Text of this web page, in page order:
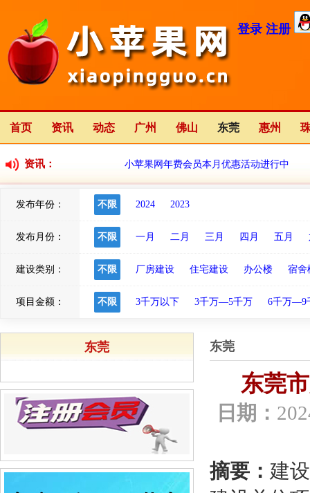
登录 注册
首页 资讯 动态 广州 佛山 东莞 惠州
资讯： 小苹果网年费会员本月优惠活动进行中
小苹果网全新改版中
发布年份： 不限 2024 2023
发布月份： 不限 一月 二月 三月 四月 五月
建设类别： 不限 厂房建设 住宅建设 办公楼 宿舍
项目金额： 不限 3千万以下 3千万—5千万 6千万—9
东莞 东莞
东莞
日期：
摘要： 建